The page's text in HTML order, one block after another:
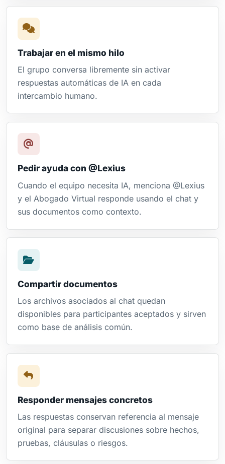
Trabajar en el mismo hilo
El grupo conversa libremente sin activar
respuestas automáticas de IA en cada
intercambio humano.
Pedir ayuda con @Lexius
Cuando el equipo necesita IA, menciona @Lexius
y el Abogado Virtual responde usando el chat y
sus documentos como contexto.
Compartir documentos
Los archivos asociados al chat quedan
disponibles para participantes aceptados y sirven
como base de análisis común.
Responder mensajes concretos
Las respuestas conservan referencia al mensaje
original para separar discusiones sobre hechos,
pruebas, cláusulas o riesgos.